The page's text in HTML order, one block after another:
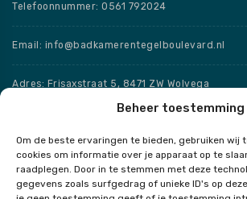
Beheer toestemming
Om de beste ervaringen te bieden, gebruiken wij
cookies om informatie over je apparaat op te
raadplegen. Door in te stemmen met deze
gegevens zoals surfgedrag of unieke ID's op
Telefoonnummer: 0561 792024
Email: info@badkamerentegelboulevard.nl
Adres: Frisaxstraat 5, 8471 ZW Wolvega
Speciale openingstijden